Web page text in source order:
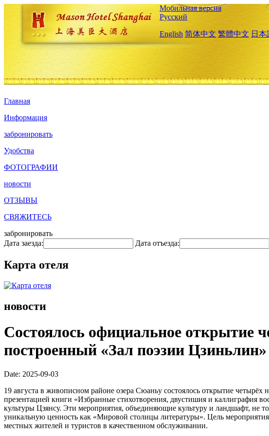
Мобильная версия
Русский
English 简体中文 繁體中文 日本
Главная
Информация
забронировать
Удобства
ФОТОГРАФИИ
новости
ОТЗЫВЫ
СВЯЖИТЕСЬ
забронировать
Дата заезда:
Дата отъезда:
Карта отеля
новости
Состоялось официальное открытие
построенный «Зал поэзии
Date: 2025-09-03
19 августа в живописном районе озера Сюаньу состоялось открытие
презентацией книги «Избранные стихотворения, двустишия и каллиграфия
культуры Цзянсу. Эти мероприятия, объединяющие культуру и ландшафт, не
уникальную ценность как «Мировой столицы литературы». Цель мероприятия
местных жителей и туристов в качественном обслуживании.